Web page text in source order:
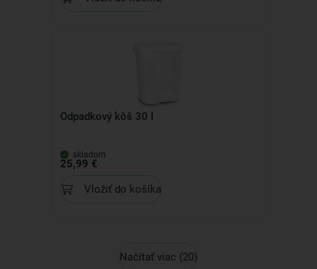
Odpadkový kôš 30 l
skladom
25,99 €
Vložiť do košíka
Načítať viac (20)